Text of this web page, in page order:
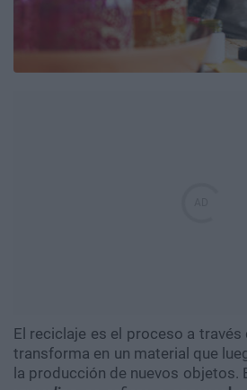
El reciclaje es el proceso a
transforma en un material que
la producción de nuevos objetos.